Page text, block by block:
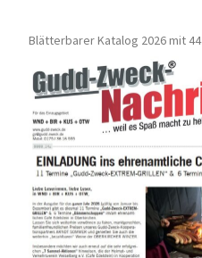
Blätterbarer Katalog 2026 mit